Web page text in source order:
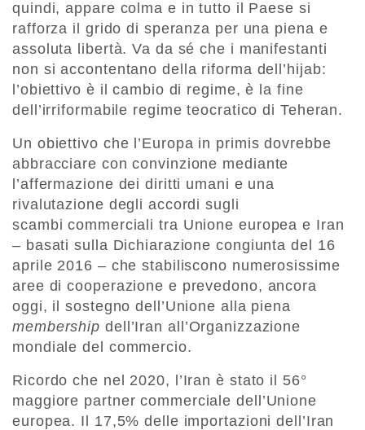
quindi, appare colma e in tutto il Paese si
rafforza il grido di speranza per una piena e
assoluta libertà. Va da sé che i manifestanti
non si accontentano della riforma dell’hijab:
l’obiettivo è il cambio di regime, è la fine
dell’irriformabile regime teocratico di Teheran.
Un obiettivo che l’Europa in primis dovrebbe
abbracciare con convinzione mediante
l’affermazione dei diritti umani e una
rivalutazione degli accordi sugli
scambi commerciali tra Unione europea e Iran
– basati sulla Dichiarazione congiunta del 16
aprile 2016 – che stabiliscono numerosissime
aree di cooperazione e prevedono, ancora
oggi, il sostegno dell’Unione alla piena
membership dell’Iran all’Organizzazione
mondiale del commercio.
Ricordo che nel 2020, l’Iran è stato il 56°
maggiore partner commerciale dell’Unione
europea. Il 17,5% delle importazioni dell’Iran